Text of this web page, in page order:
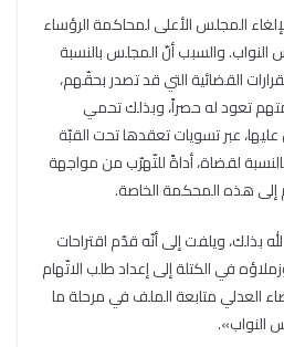
المجلس الأعلى لمحاكمة الرؤساء
النواب. والسبب أنّ المجلس بالنسبة
القضائية التي قد تصدر بحقّهم،
تعود له حصراً، وبذلك تحمي
عبر تسويات تعقدها تحت القبّة
لقضاة، أداةً للتّهرّب من مواجهة
إلى هذه المحكمة الخاصة.
بذلك، ويلفت إلى أنّه قدّم اقتراحات
في الكتلة إلى إعداد طلب الاتّهام
العدلي متابعة الملف في مرحلة ما
النواب».